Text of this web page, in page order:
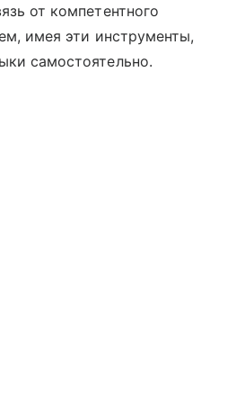
от компетентного
имея эти инструменты,
самостоятельно.